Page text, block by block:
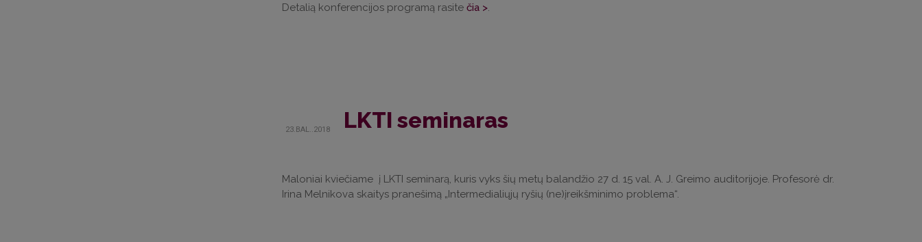
Detalią konferencijos programą rasite čia >.
23.BAL..2018 LKTI seminaras
Maloniai kviečiame į LKTI seminarą, kuris vyks šių metų balandžio 27 d. 15 val. A. J. Greimo auditorijoje. Profesorė dr.
Irina Melnikova skaitys pranešimą „Intermedialiųjų ryšių (ne)įreikšminimo problema“.